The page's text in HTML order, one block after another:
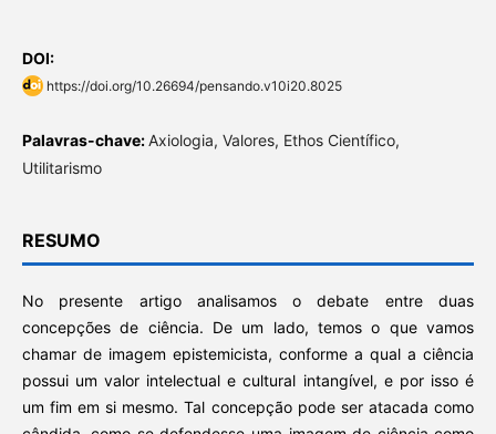
DOI:
https://doi.org/10.26694/pensando.v10i20.8025
Palavras-chave:Axiologia, Valores, Ethos Científico,
Utilitarismo
RESUMO
No presente artigo analisamos o debate entre duas
concepções de ciência. De um lado, temos o que vamos
chamar de imagem epistemicista, conforme a qual a ciência
possui um valor intelectual e cultural intangível, e por isso é
um fim em si mesmo. Tal concepção pode ser atacada como